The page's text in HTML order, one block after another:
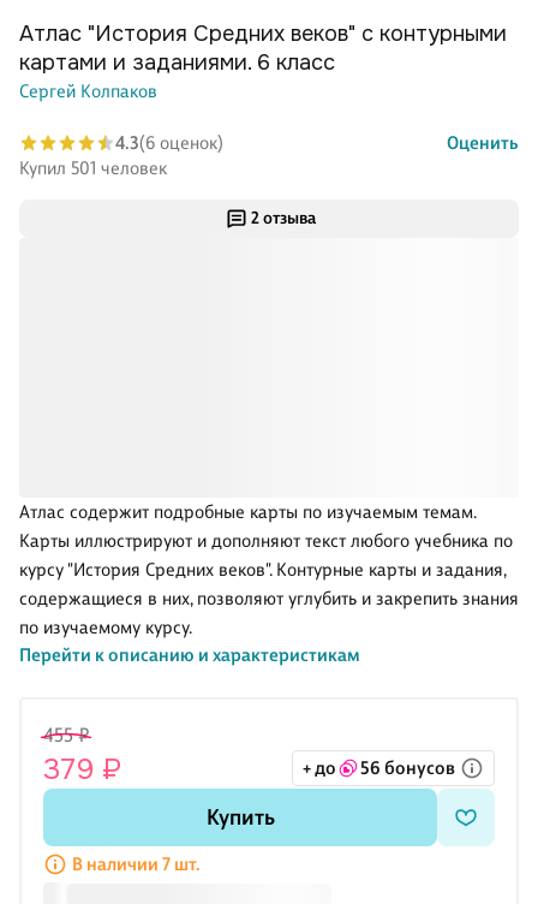
2 отзыва
Атлас содержит подробные карты по изучаемым темам.
Карты иллюстрируют и дополняют текст любого учебника по
курсу "История Средних веков". Контурные карты и задания,
содержащиеся в них, позволяют углубить и закрепить знания
по изучаемому курсу.
Перейти к описанию и характеристикам
Атлас "История Средних веков" с контурными
картами и заданиями. 6 класс
Сергей Колпаков
4.3(6 оценок)
Оценить
Купил 501 человек
455 ₽
379 ₽ + до 56 бонусов
Купить
В наличии 7 шт.